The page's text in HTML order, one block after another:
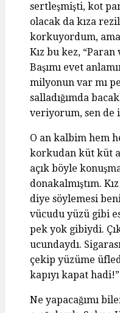
sertleşmişti, kot
olacak da kıza
korkuyordum,
Kız bu kez, “Paran
Başımı evet
milyonun var mı
salladığımda
veriyorum, sen de
O an kalbim hem
korkudan küt küt
açık böyle
donakalmıştım.
diye söylemesi
vücudu yüzü gibi
pek yok gibiydi.
ucundaydı.
çekip yüzüme
kapıyı kapat
Ne yapacağımı